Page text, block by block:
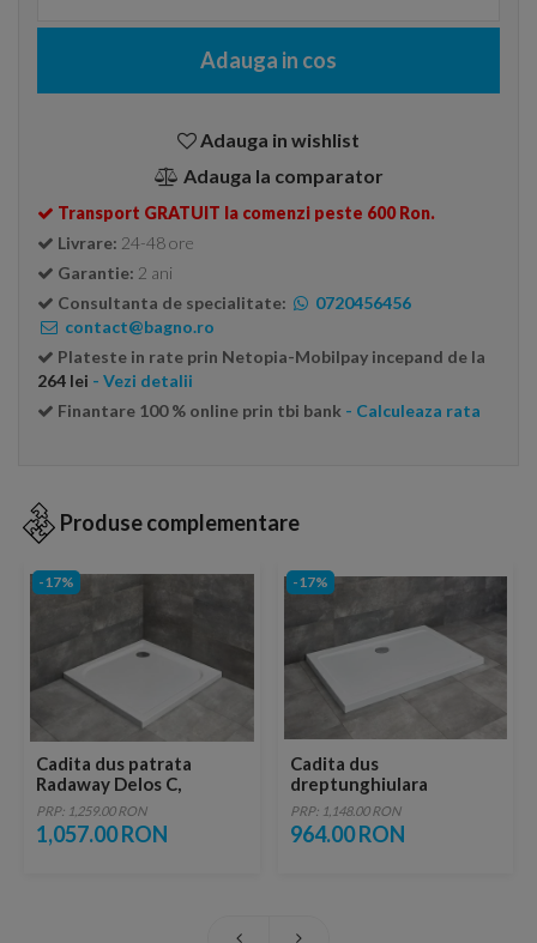
Adauga in cos
Adauga in wishlist
Adauga la comparator
Transport GRATUIT la comenzi peste 600 Ron.
Livrare: 24-48 ore
Garantie: 2 ani
Consultanta de specialitate:
0720456456
contact@bagno.ro
Plateste in rate prin Netopia-Mobilpay incepand de la
264 lei - Vezi detalii
Finantare 100 % online prin tbi bank - Calculeaza rata
Produse complementare
-17%
Cadita dus patrata
Radaway Delos C,
100X100X5,5 cm, acrilica
PRP: 1,259.00 RON
1,057.00 RON
-17%
Cadita dus
dreptunghiulara
Radaway Doros D
100x80x5 cm acrilica
PRP: 1,148.00 RON
964.00 RON